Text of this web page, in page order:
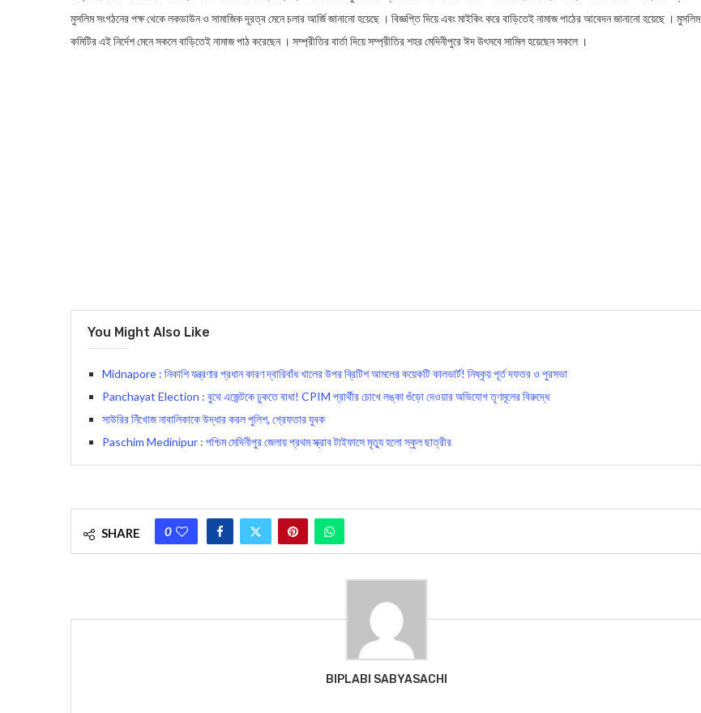
মুসলিম সংগঠনের পক্ষ থেকে লকডাউন ও সামাজিক দূরত্ব মেনে চলার আর্জি জানানো হয়েছে । বিজ্ঞপ্তি দিয়ে এবং মাইকিং করে বাড়িতেই নামাজ পাঠের আবেদন জানানো হয়েছে । মুসলিম
কমিটির এই নির্দেশ মেনে সকলে বাড়িতেই নামাজ পাঠ করেছেন । সম্প্রীতির বার্তা দিয়ে সম্প্রীতির শহর মেদিনীপুরে ঈদ উৎসবে সামিল হয়েছেন সকলে ।
You Might Also Like
Midnapore : নিকাশি যন্ত্রণার প্রধান কারণ দ্বারিবাঁধ খালের উপর ব্রিটিশ আমলের কয়েকটি কালভার্ট! নিষ্কৃয় পূর্ত দফতর ও পুরসভা
Panchayat Election : বুথে এজেন্টকে ঢুকতে বাধা! CPIM প্রার্থীর চোখে লঙ্কা গুঁড়ো দেওয়ার অভিযোগ তৃণমূলের বিরুদ্ধে
সাউরির নিঁখোজ নাবালিকাকে উদ্ধার করল পুলিশ, গ্রেফতার যুবক
Paschim Medinipur : পশ্চিম মেদিনীপুর জেলায় প্রথম স্ক্রাব টাইফাসে মৃত্যু হলো স্কুল ছাত্রীর
SHARE 0
BIPLABI SABYASACHI